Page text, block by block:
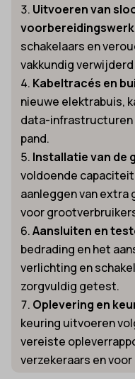
Uitvoeren van
schakelaars en
vakkundig
Kabeltracés en
nieuwe elektrabuis,
data-infrastructuren
pand.
Installatie van de
voldoende
aanleggen van
voor
Aansluiten en
bedrading en het
verlichting en
zorgvuldig getest.
Oplevering en
keuring uitvoeren
vereiste
verzekeraars en